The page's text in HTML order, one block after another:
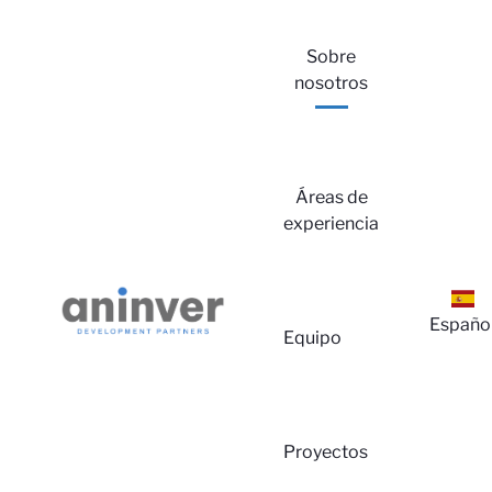
Sobre
nosotros
Áreas de
experiencia
Equipo
Proyectos